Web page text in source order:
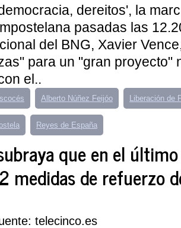
dereitos', la
pasadas las
del BNG, Xavier
para un "gran proyecto"
el..
Alberto Núñez Feijóo Liberación de
Reyes de España
que en el
medidas de refuerzo
telecinco.es